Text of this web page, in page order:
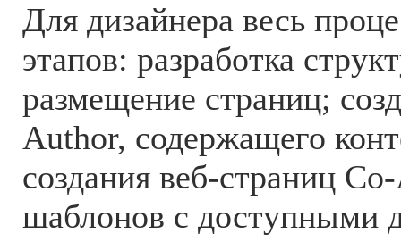
Для дизайнера весь
этапов: разработка
размещение страниц;
Author, содержащего
создания веб-страниц
шаблонов с доступными